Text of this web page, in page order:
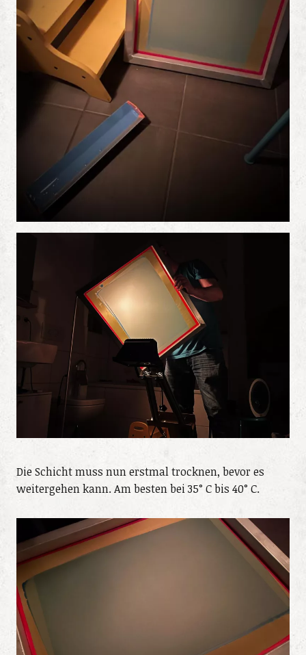
Die Schicht muss nun erstmal trocknen, bevor es
weitergehen kann. Am besten bei 35° C bis 40° C.